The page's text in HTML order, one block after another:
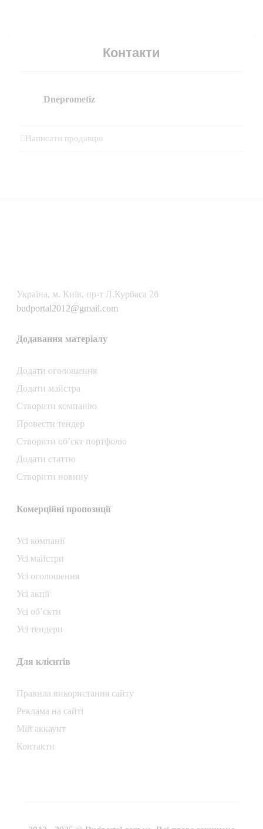
Контакти
Dneprometiz
Написати продавцю
Українa, м. Київ, пр-т Л.Курбаса 2б
budportal2012@gmail.com
Додавання матеріалу
Додати oголошення
Додати майстра
Створити компанiю
Провести тендер
Створити об’єкт портфоліо
Додати статтю
Створити новину
Комерційні пропозиції
Усі компанії
Усі майстри
Усі оголошення
Усі акції
Усі об’єкти
Усі тендери
Для клієнтів
Правила використання сайту
Реклама на сайті
Мій аккаунт
Контакти